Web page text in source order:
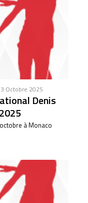
Octobre 2025
Denis
à Monaco